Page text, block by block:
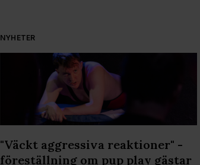
NYHETER
"Väckt aggressiva reaktioner" -
föreställning om pup play gästar